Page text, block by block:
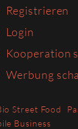
Registrieren
Login
Kooperation
Werbung
Street Food
Business